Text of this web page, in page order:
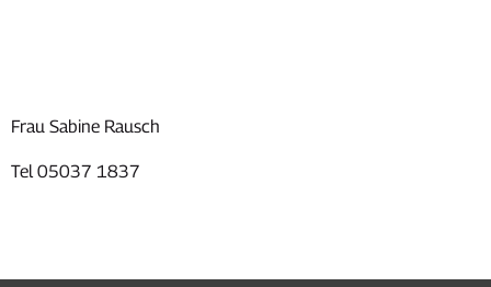
Frau Sabine Rausch
Tel 05037 1837